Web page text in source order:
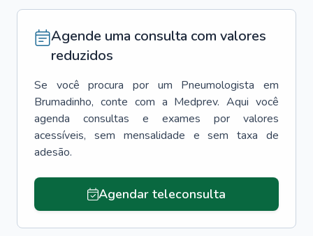
Agende uma consulta com valores
reduzidos
Se você procura por um Pneumologista
em
Brumadinho, conte com a Medprev. Aqui você
agenda consultas e exames por valores
acessíveis, sem mensalidade e sem taxa de
adesão.
Agendar teleconsulta